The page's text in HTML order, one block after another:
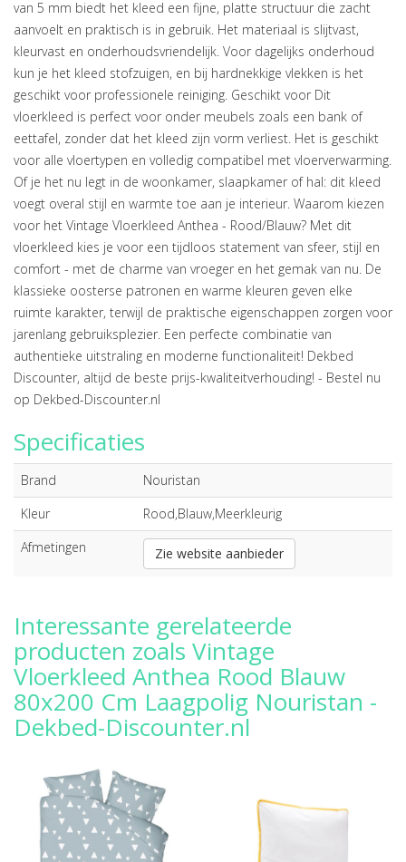
van 5 mm biedt het kleed een fijne, platte structuur die zacht
aanvoelt en praktisch is in gebruik. Het materiaal is slijtvast,
kleurvast en onderhoudsvriendelijk. Voor dagelijks onderhoud
kun je het kleed stofzuigen, en bij hardnekkige vlekken is het
geschikt voor professionele reiniging. Geschikt voor Dit
vloerkleed is perfect voor onder meubels zoals een bank of
eettafel, zonder dat het kleed zijn vorm verliest. Het is geschikt
voor alle vloertypen en volledig compatibel met vloerverwarming.
Of je het nu legt in de woonkamer, slaapkamer of hal: dit kleed
voegt overal stijl en warmte toe aan je interieur. Waarom kiezen
voor het Vintage Vloerkleed Anthea - Rood/Blauw? Met dit
vloerkleed kies je voor een tijdloos statement van sfeer, stijl en
comfort - met de charme van vroeger en het gemak van nu. De
klassieke oosterse patronen en warme kleuren geven elke
ruimte karakter, terwijl de praktische eigenschappen zorgen voor
jarenlang gebruiksplezier. Een perfecte combinatie van
authentieke uitstraling en moderne functionaliteit! Dekbed
Discounter, altijd de beste prijs-kwaliteitverhouding! - Bestel nu
op Dekbed-Discounter.nl
Specificaties
Brand
Nouristan
Kleur
Rood,Blauw,Meerkleurig
Afmetingen
Zie website aanbieder
Interessante gerelateerde
producten zoals Vintage
Vloerkleed Anthea Rood Blauw
80x200 Cm Laagpolig Nouristan -
Dekbed-Discounter.nl